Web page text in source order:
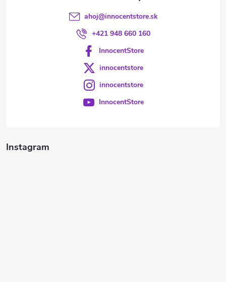
Instagram
ahoj@innocentstore.sk
+421 948 660 160
InnocentStore
innocentstore
innocentstore
InnocentStore